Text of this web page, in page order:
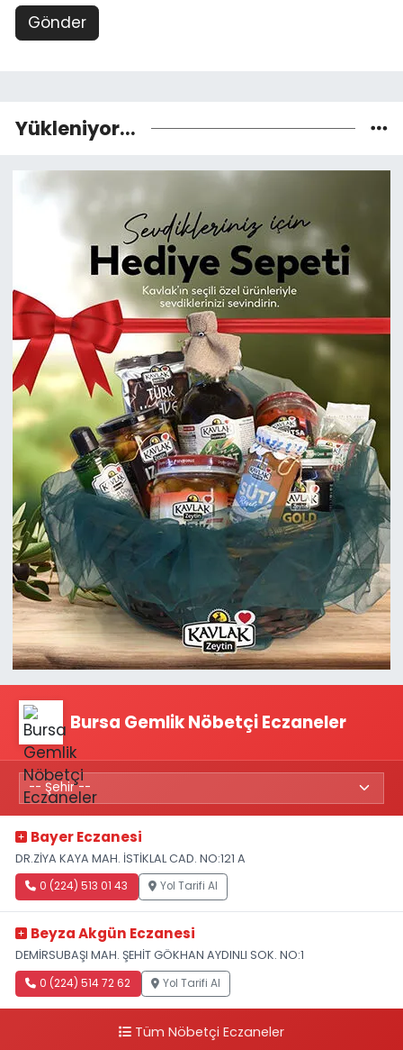
Gönder
Yükleniyor...
Bursa Gemlik Nöbetçi Eczaneler
Bayer Eczanesi
DR.ZİYA KAYA MAH. İSTİKLAL CAD. NO:121 A
0 (224) 513 01 43 Yol Tarifi Al
Beyza Akgün Eczanesi
DEMİRSUBAŞI MAH. ŞEHİT GÖKHAN AYDINLI SOK. NO:1
0 (224) 514 72 62 Yol Tarifi Al
Tüm Nöbetçi Eczaneler